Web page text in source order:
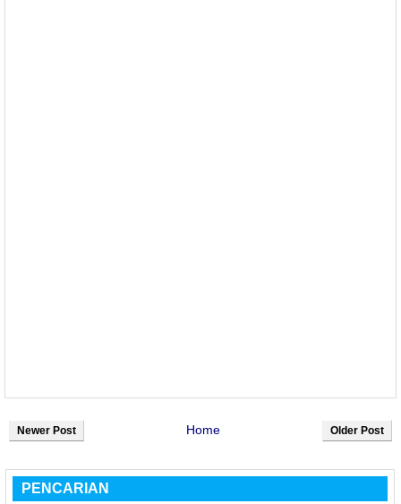
Newer Post Older Post
Home
PENCARIAN